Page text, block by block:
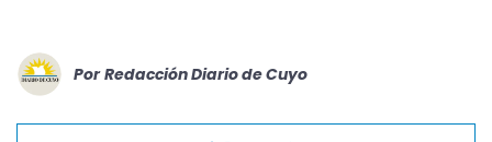
Por Redacción Diario de Cuyo